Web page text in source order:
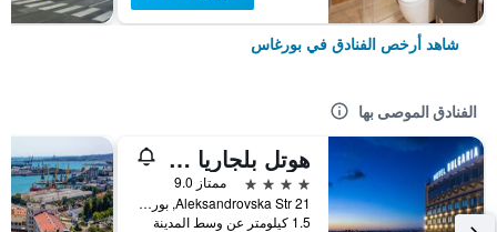
شاهد أرخص الفنادق في بورغاس
الفنادق الموصى بها
هوتل بلجاريا بيرجاس
4 نجوم
ممتاز 9.0
Aleksandrovska Str 21, بورغاس, بلغاريا
1.5 كيلومتر عن وسط المدينة